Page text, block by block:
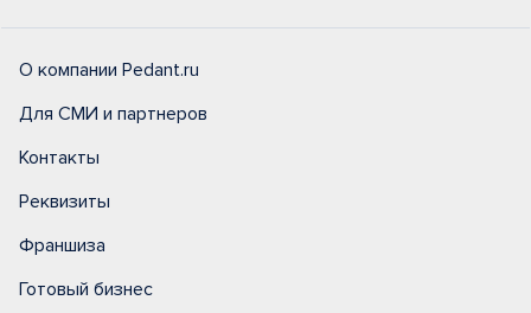
О компании Pedant.ru
Для СМИ и партнеров
Контакты
Реквизиты
Франшиза
Готовый бизнес